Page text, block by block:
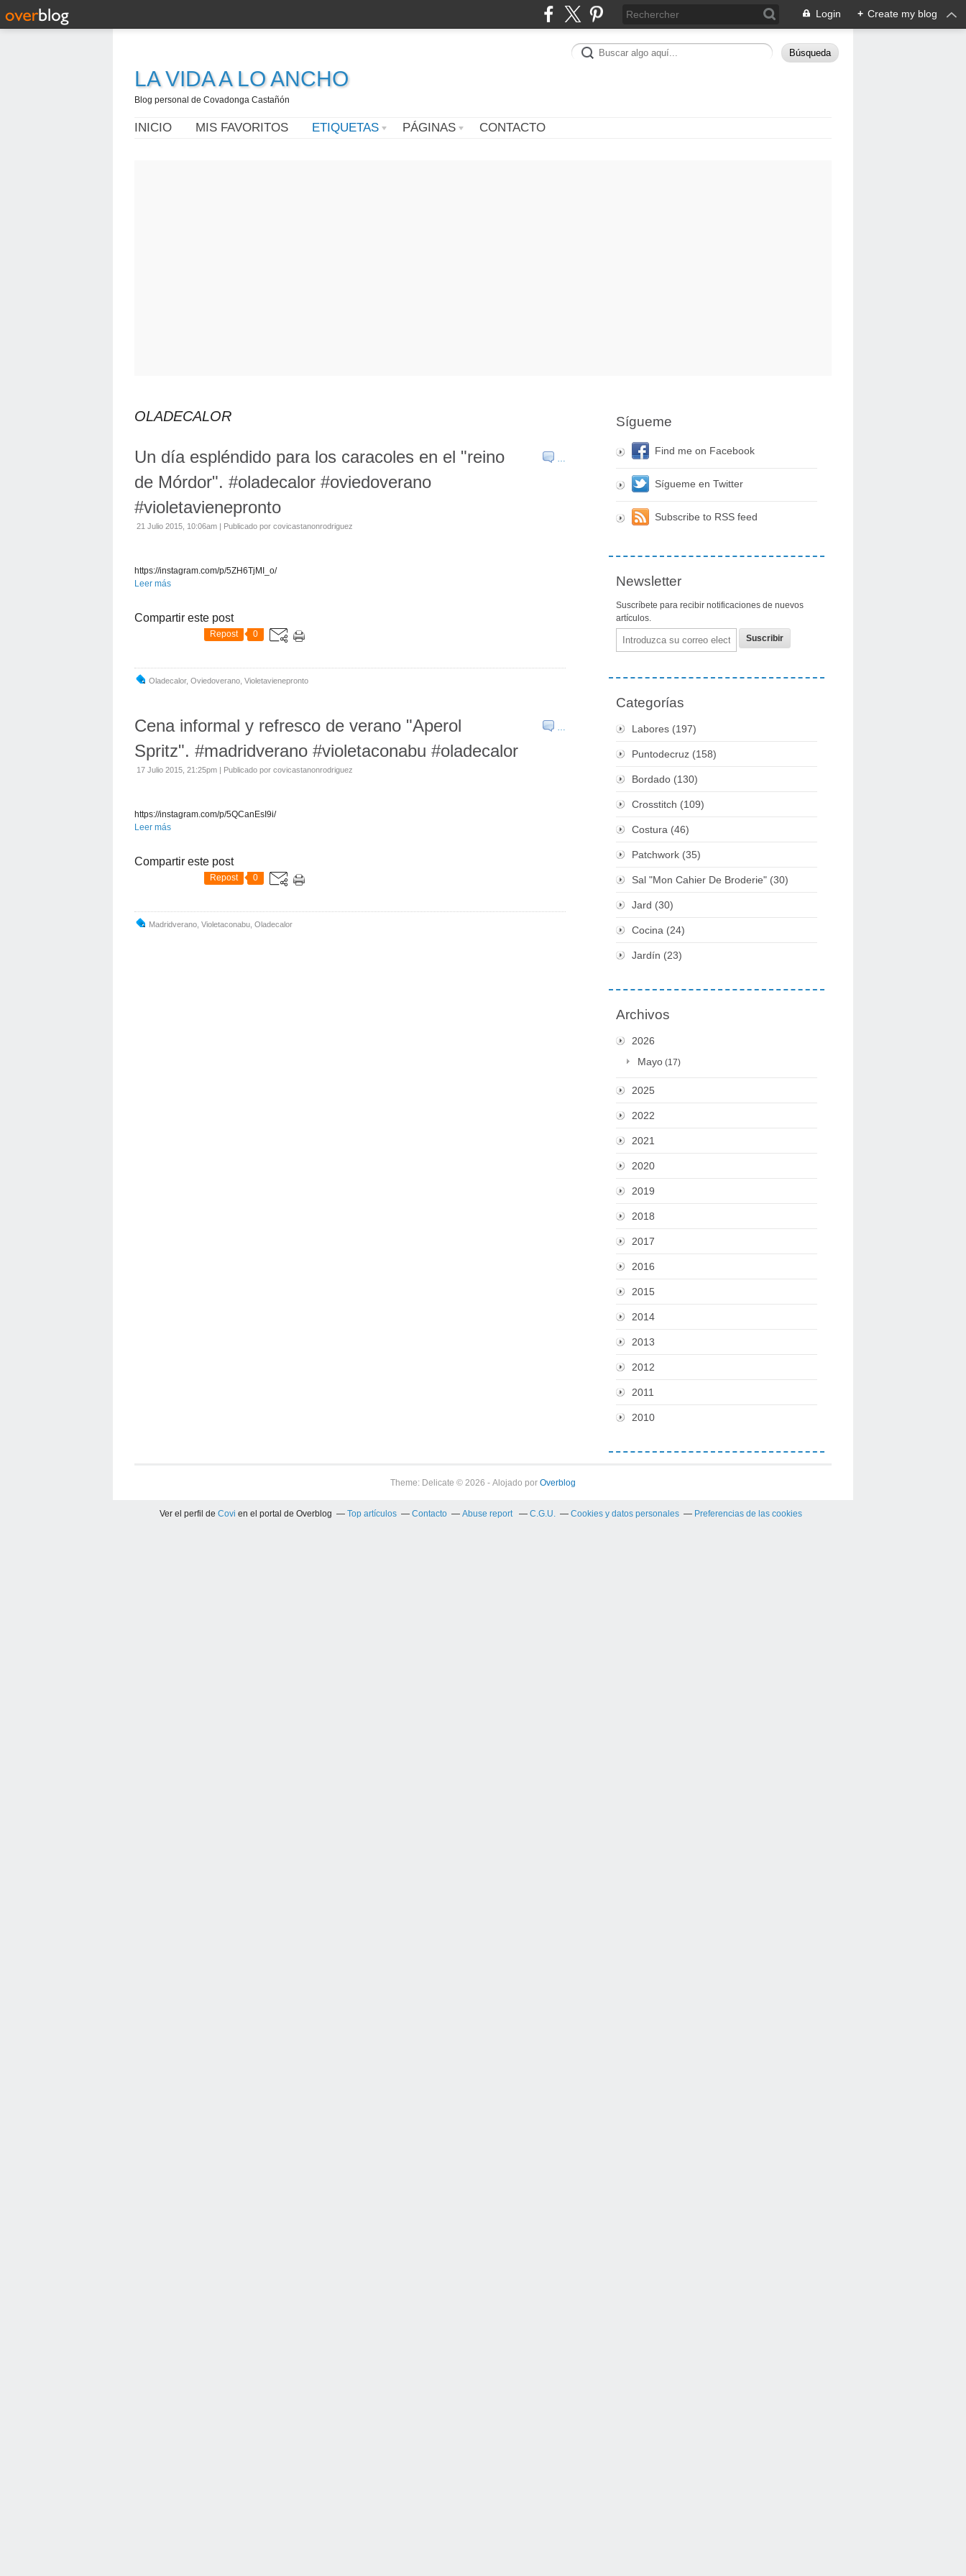
Login + Create my blog
LA VIDA A LO ANCHO
Blog personal de Covadonga Castañón
INICIO MIS FAVORITOS ETIQUETAS PÁGINAS CONTACTO
OLADECALOR
…
Un día espléndido para los caracoles en el "reino
de Mórdor". #oladecalor #oviedoverano
#violetavienepronto
21 Julio 2015, 10:06am | Publicado por covicastanonrodriguez
https://instagram.com/p/5ZH6TjMI_o/
Leer más
Compartir este post
Repost 0
Oladecalor, Oviedoverano Violetavienepronto
…
Cena informal y refresco de verano "Aperol
Spritz". #madridverano #violetaconabu #oladecalor
17 Julio 2015, 21:25pm | Publicado por covicastanonrodriguez
https://instagram.com/p/5QCanEsI9i/
Leer más
Compartir este post
Repost 0
Madridverano Violetaconabu Oladecalor
Sígueme
Find me on Facebook
Sígueme en Twitter
Subscribe to RSS feed
Newsletter
Suscríbete para recibir notificaciones de nuevos
artículos.
Email
Categorías
Labores (197)
Puntodecruz (158)
Bordado (130)
Crosstitch (109)
Costura (46)
Patchwork (35)
Sal "mon Cahier De Broderie" (30)
Jard (30)
Cocina (24)
Jardín (23)
Archivos
2026
Mayo (17)
2025
2022
2021
2020
2019
2018
2017
2016
2015
2014
2013
2012
2011
2010
Theme: Delicate © 2026 - Alojado por Overblog
Ver el perfil de Covi en el portal de Overblog Top artículos Contacto Abuse report C.G.U. Cookies y datos personales Preferencias de las cookies